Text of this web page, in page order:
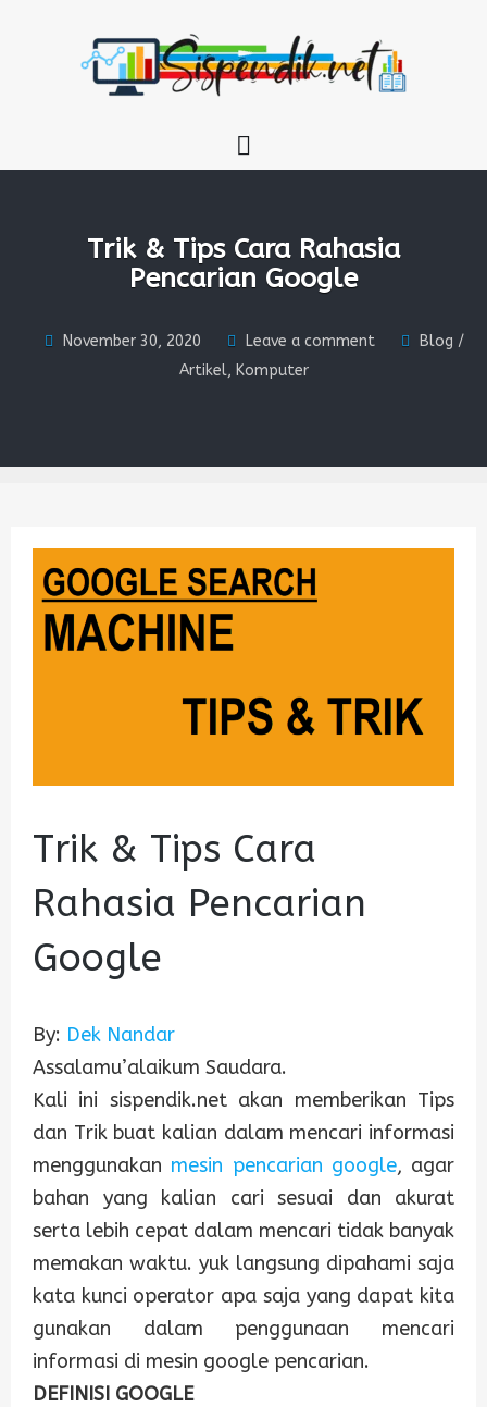
Trik & Tips Cara Rahasia
Pencarian Google
November 30, 2020 Leave a comment
Blog /
Artikel, Komputer
Trik & Tips Cara
Rahasia Pencarian
Google
By: Dek Nandar
Assalamu’alaikum Saudara.
Kali ini sispendik.net akan memberikan Tips
dan Trik buat kalian dalam mencari informasi
menggunakan mesin pencarian google, agar
bahan yang kalian cari sesuai dan akurat
serta lebih cepat dalam mencari tidak banyak
memakan waktu. yuk langsung dipahami saja
kata kunci operator apa saja yang dapat kita
gunakan dalam penggunaan mencari
informasi di mesin google pencarian.
DEFINISI GOOGLE